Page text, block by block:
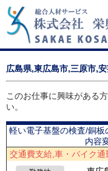
広島県,東広島市,三原市,
このお仕事に興味がある
い。
軽い電子基盤の検査/銅
内容
交通費支給,車・バイク